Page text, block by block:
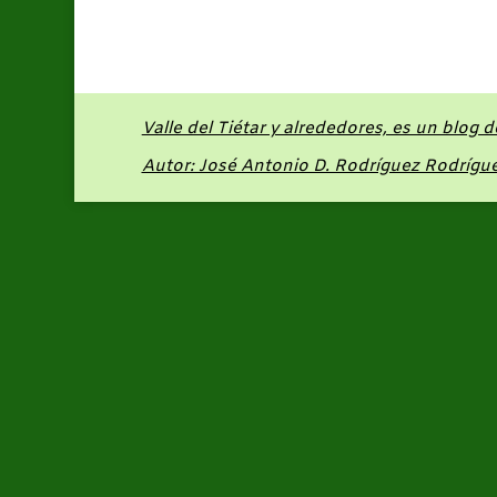
Valle del Tiétar y alrededores, es un blog
Autor: José Antonio D. Rodríguez